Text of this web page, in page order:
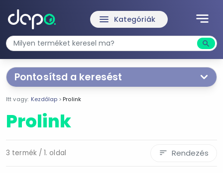
notes
menu Kategóriák
search
Pontosítsd a keresést
kategória kiválasztásával egyszerűsítheted a
keresést!
Itt vagy: Kezdőlap Prolink
Prolink
3 termék / 1. oldal sort Rendezés